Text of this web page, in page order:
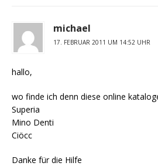
michael
17. FEBRUAR 2011 UM 14:52 UHR
hallo,
wo finde ich denn diese online
Superia
Mino Denti
Ciöcc
Danke für die Hilfe